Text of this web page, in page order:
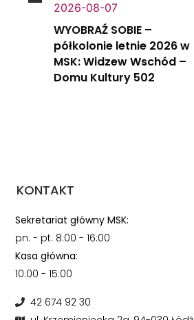
2026-08-07
WYOBRAŹ SOBIE –
półkolonie letnie 2026 w
MSK: Widzew Wschód –
Domu Kultury 502
KONTAKT
Sekretariat główny MSK:
pn. - pt. 8:00 - 16:00
Kasa główna:
10:00 - 15:00
42 674 92 30